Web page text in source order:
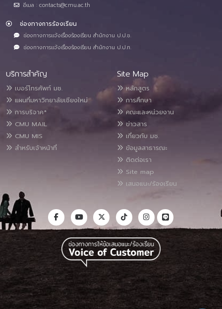
อีเมล : contacts@cmu.ac.th
ช่องทางการร้องเรียน
ช่องทางการแจ้งเรื่องร้องเรียน สำนักงาน ป.ป.ช.
ช่องทางการแจ้งเรื่องร้องเรียน สำนักงาน ป.ป.ท.
บริการสำคัญ
เบอร์โทรศัพท์ มช.
แผนที่มหาวิทยาลัยเชียงใหม่
การบริจาค*
CMU MAIL
CMU MIS
สำหรับเจ้าหน้าที่
Site Map
หลักสูตร
การศึกษา
คณะและหน่วยงาน
ข่าวสาร
เกี่ยวกับ มช.
ข้อมูลสาธารณะ
ติดต่อเรา
Site map
เสนอแนะ/ร้องเรียน